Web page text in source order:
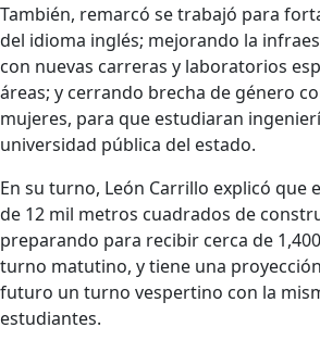
También, remarcó se trabajó para
del idioma inglés; mejorando la
con nuevas carreras y laboratorios
áreas; y cerrando brecha de género
mujeres, para que estudiaran
universidad pública del estado.
En su turno, León Carrillo explicó que
de 12 mil metros cuadrados de
preparando para recibir cerca de
turno matutino, y tiene una
futuro un turno vespertino con la
estudiantes.